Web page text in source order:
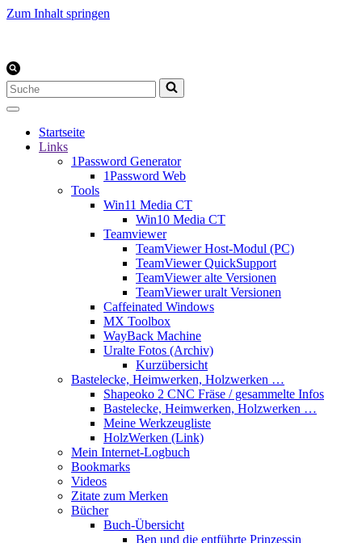
Zum Inhalt springen
Suchen
nach …
Startseite
Links
1Password Generator
1Password Web
Tools
Win11 Media CT
Win10 Media CT
Teamviewer
TeamViewer Host-Modul (PC)
TeamViewer QuickSupport
TeamViewer alte Versionen
TeamViewer uralt Versionen
Caffeinated Windows
MX Toolbox
WayBack Machine
Uralte Fotos (Archiv)
Kurzübersicht
Bastelecke, Heimwerken, Holzwerken …
Shapeoko 2 CNC Fräse / gesammelte Infos
Bastelecke, Heimwerken, Holzwerken …
Meine Werkzeugliste
HolzWerken (Link)
Mein Internet-Logbuch
Bookmarks
Videos
Zitate zum Merken
Bücher
Buch-Übersicht
Ben und die entführte Prinzessin